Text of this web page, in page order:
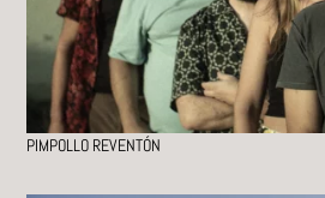
PIMPOLLO REVENTÓN